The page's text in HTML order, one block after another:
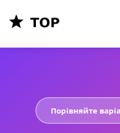
Порівняйте